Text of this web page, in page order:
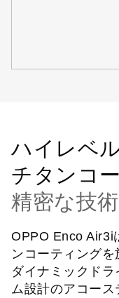
ハイレベ
チタンコ
精密な技
OPPO Enco Air3i
ンコーティング
ダイナミックド
ム設計のアコー